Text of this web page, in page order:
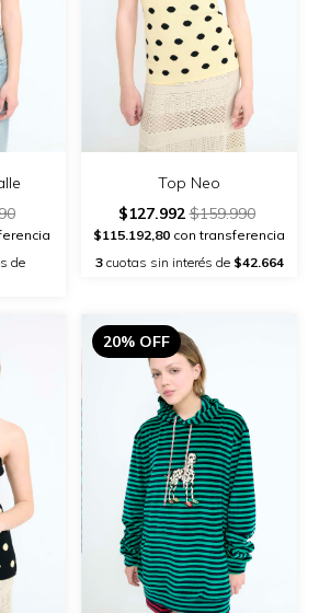
de
Top Neo
$127.992$159.990
$115.192,80 con transferencia
3cuotas sin interés de $42.664
20% OFF